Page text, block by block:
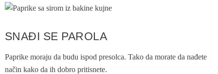
SNAĐI SE PAROLA
Paprike moraju da budu ispod presolca. Tako da morate da nađete
način kako da ih dobro pritisnete.